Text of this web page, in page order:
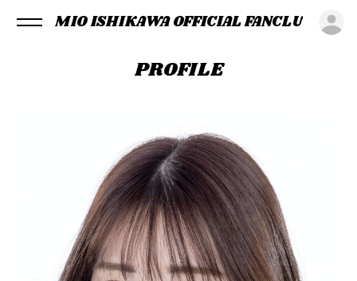
MIO ISHIKAWA OFFICIAL FANCLUB
PROFILE